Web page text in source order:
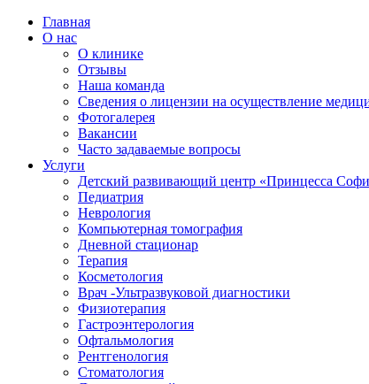
Главная
О нас
О клинике
Отзывы
Наша команда
Сведения о лицензии на осуществление
Фотогалерея
Вакансии
Часто задаваемые вопросы
Услуги
Детский развивающий центр «Принцесса
Педиатрия
Неврология
Компьютерная томография
Дневной стационар
Терапия
Косметология
Врач -Ультразвуковой диагностики
Физиотерапия
Гастроэнтерология
Офтальмология
Рентгенология
Стоматология